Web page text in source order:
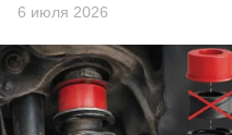
6 июля 2026